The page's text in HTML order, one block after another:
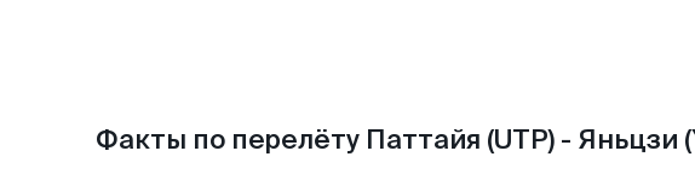
Факты по перелёту Паттайя (UTP) - Яньцзи